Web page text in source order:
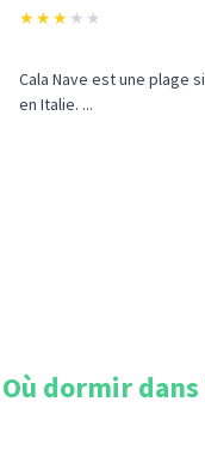
★★★ ★ ★
Cala Nave est une plage
en Italie. ...
Où dormir